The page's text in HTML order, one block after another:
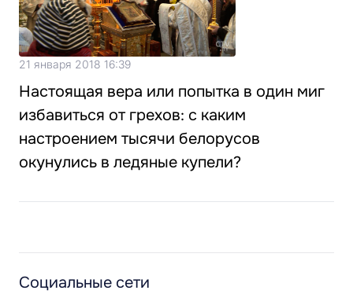
21 января 2018 16:39
Настоящая вера или попытка в один миг
избавиться от грехов: с каким
настроением тысячи белорусов
окунулись в ледяные купели?
Социальные сети